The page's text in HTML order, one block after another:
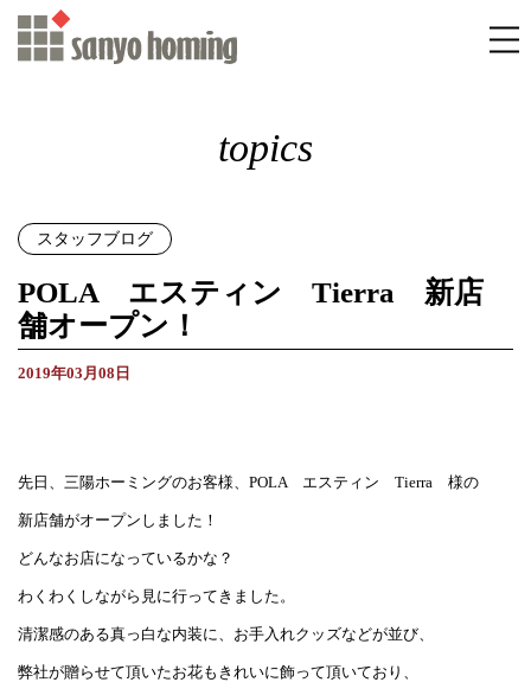
topics
スタッフブログ
POLA エスティン Tierra 新店
舗オープン！
2019年03月08日
先日、三陽ホーミングのお客様、POLA エスティン Tierra 様の
新店舗がオープンしました！
どんなお店になっているかな？
わくわくしながら見に行ってきました。
清潔感のある真っ白な内装に、お手入れクッズなどが並び、
弊社が贈らせて頂いたお花もきれいに飾って頂いており、